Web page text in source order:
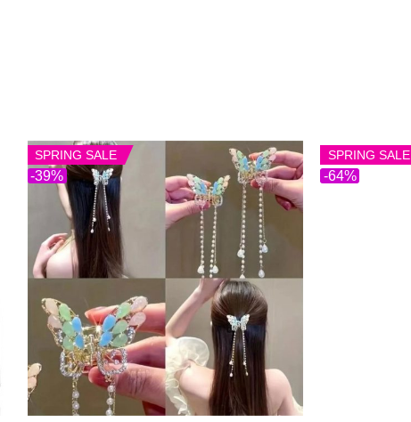
-39%
SPRING SALE
-64%
SPRING SALE